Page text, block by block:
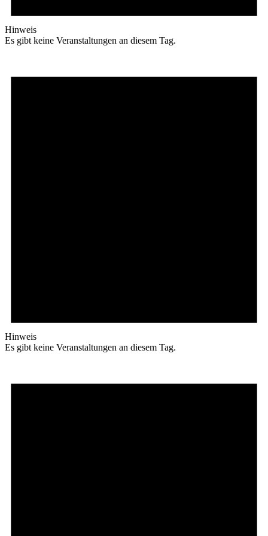
Hinweis
Es gibt keine Veranstaltungen an diesem Tag.
Hinweis
Es gibt keine Veranstaltungen an diesem Tag.